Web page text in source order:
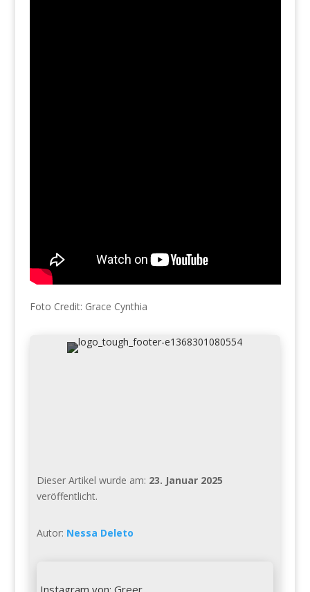
Foto Credit: Grace Cynthia
Dieser Artikel wurde am: 23. Januar 2025
veröffentlicht.
Autor: Nessa Deleto
Instagram von: Greer